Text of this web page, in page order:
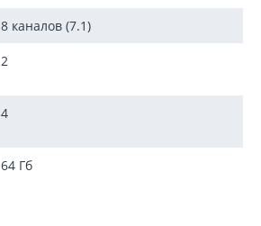
8 каналов (7.1)
2
4
64 Гб